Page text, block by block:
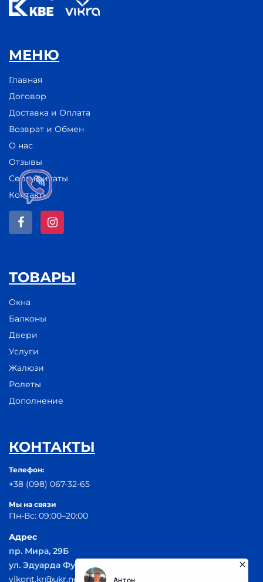
МЕНЮ
Главная
Договор
Доставка и Оплата
Возврат и Обмен
О нас
Отзывы
Сертификаты
Контакты
ТОВАРЫ
Окна
Балконы
Двери
Услуги
Жалюзи
Ролеты
Дополнение
КОНТАКТЫ
Телефон:
+38 (098) 067-32-65
Мы на связи
Пн-Вс: 09:00–20:00
Адрес
пр. Мира, 29Б
ул. Эдуарда Фукса 55
vikont.kr@ukr.net